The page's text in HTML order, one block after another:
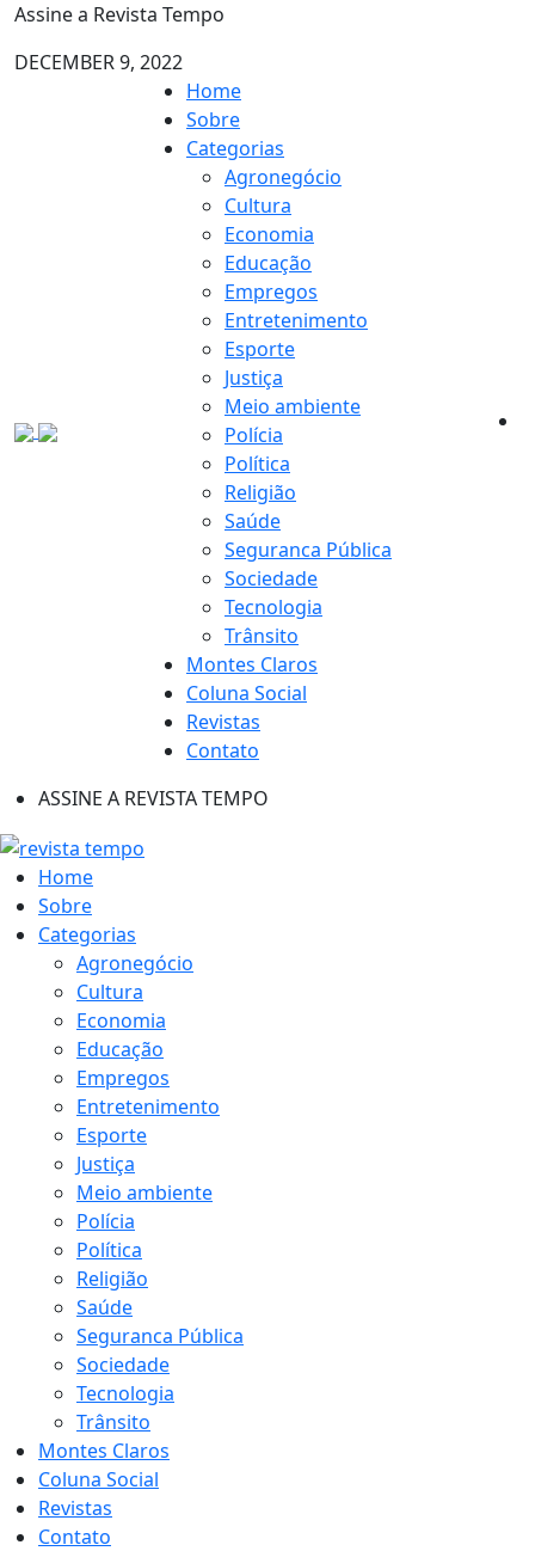
Assine a Revista Tempo
DECEMBER 9, 2022
Home
Sobre
Categorias
Agronegócio
Cultura
Economia
Educação
Empregos
Entretenimento
Esporte
Justiça
Meio ambiente
Polícia
Política
Religião
Saúde
Seguranca Pública
Sociedade
Tecnologia
Trânsito
Montes Claros
Coluna Social
Revistas
Contato
ASSINE A REVISTA TEMPO
Home
Sobre
Categorias
Agronegócio
Cultura
Economia
Educação
Empregos
Entretenimento
Esporte
Justiça
Meio ambiente
Polícia
Política
Religião
Saúde
Seguranca Pública
Sociedade
Tecnologia
Trânsito
Montes Claros
Coluna Social
Revistas
Contato